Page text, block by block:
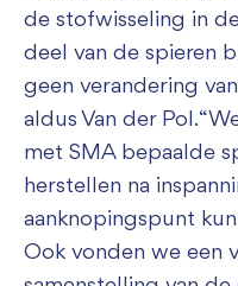
de stofwisseling in
deel van de spieren
geen verandering
aldus Van der Pol.
met SMA bepaalde
herstellen na
aanknopingspunt
Ook vonden we een